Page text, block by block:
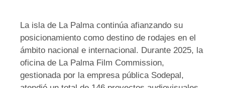
La isla de La Palma continúa afianzando su
posicionamiento como destino de rodajes en el
ámbito nacional e internacional. Durante 2025, la
oficina de La Palma Film Commission,
gestionada por la empresa pública Sodepal,